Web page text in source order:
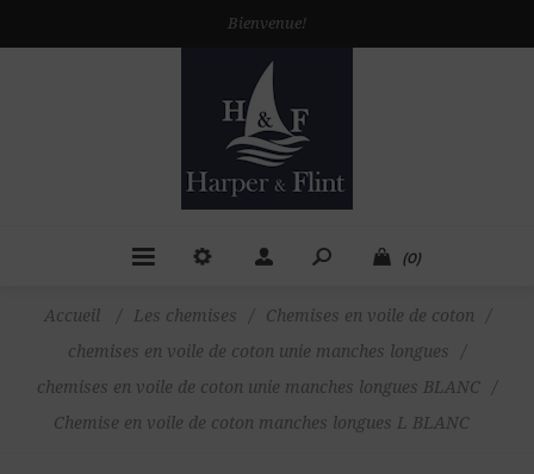
Bienvenue!
(0)
Accueil / Les chemises / Chemises en voile de coton
/
chemises en voile de coton unie manches longues
/
chemises en voile de coton unie manches longues BLANC
/
Chemise en voile de coton manches longues L BLANC